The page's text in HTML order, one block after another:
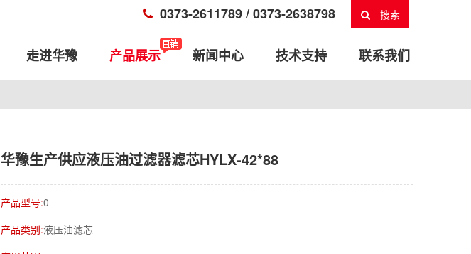
0373-2611789 / 0373-2638798 搜索
走进华豫 产品展示 新闻中心 技术支持 联系我们
华豫生产供应液压油过滤器滤芯HYLX-42*88
产品型号:0
产品类别:液压油滤芯